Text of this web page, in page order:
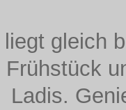
liegt gleich
Frühstück
Ladis.